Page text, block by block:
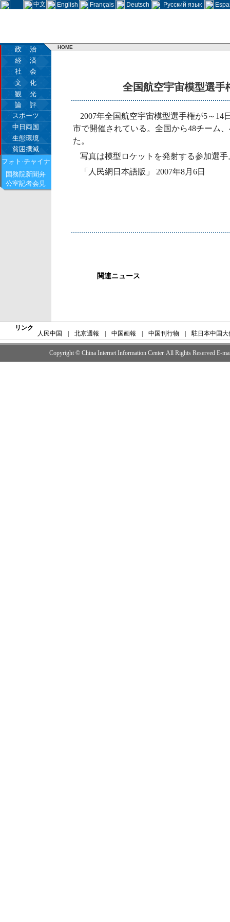
中文 English Français Deutsch Русский язык
政 治
経 済
社 会
文 化
観 光
論 評
スポーツ
中日両国
生態環境
貧困撲滅
フォト·チャイナ
国務院新聞弁
公室記者会見
HOME
全国航空宇宙模型選
2007年全国航空宇宙模型選手権が5～14
市で開催されている。全国から48チーム
た。
写真は模型ロケットを発射する参加選手
「人民網日本語版」 2007年8月6日
関連ニュース
リンク
人民中国 北京週報 中国画報 中国刊行物 駐日本中国大
Copyright © China Internet Information Center. All Rights Reserved E-